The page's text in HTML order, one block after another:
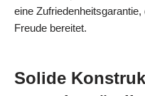
eine
Freude bereitet.
Solide